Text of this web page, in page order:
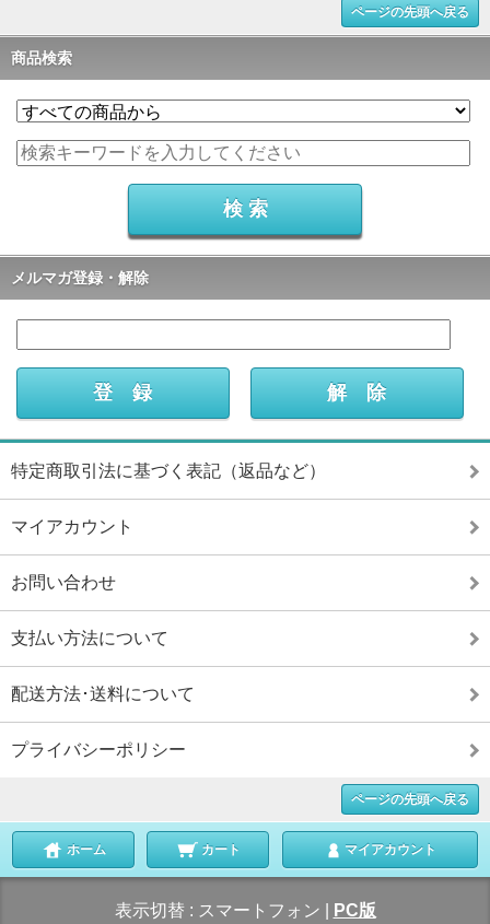
ページの先頭へ戻る
商品検索
メルマガ登録・解除
特定商取引法に基づく表記（返品など）
マイアカウント
お問い合わせ
支払い方法について
配送方法･送料について
プライバシーポリシー
ページの先頭へ戻る
ホーム カート マイアカウント
表示切替 : スマートフォン PC版